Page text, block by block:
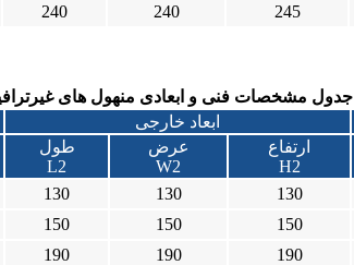
240 240 245
جدول مشخصات فنی و ابعادی منهول های
ابعاد خارجی
طول
L2
عرض
W2
ارتفاع
H2
130 130 130
150 150 150
190 190 190